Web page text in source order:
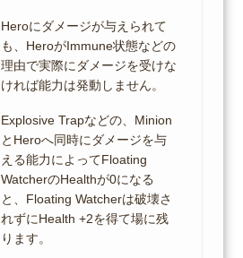
Heroにダメージが与えられて
も、HeroがImmune状態などの
理由で実際にダメージを受けな
ければ能力は発動しません。
Explosive Trapなどの、Minion
とHeroへ同時にダメージを与
える能力によってFloating
WatcherのHealthが0になる
と、Floating Watcherは破壊さ
れずにHealth +2を得て場に残
ります。